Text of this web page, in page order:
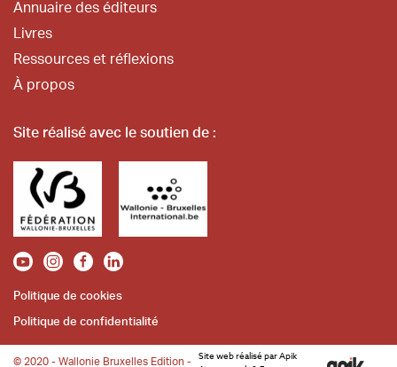
Annuaire des éditeurs
Livres
Ressources et réflexions
À propos
Site réalisé avec le soutien de :
Politique de cookies
Politique de confidentialité
© 2020 - Wallonie Bruxelles Edition -
Site web réalisé par Apik